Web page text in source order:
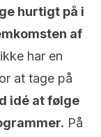
hurtigt på i
af
har en
at tage på
idé at følge
På